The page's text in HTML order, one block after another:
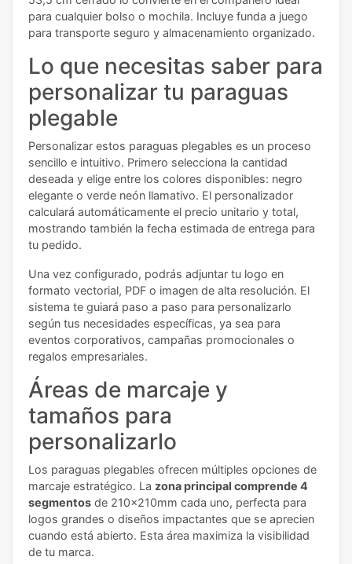
para cualquier bolso o mochila. Incluye funda a juego
para transporte seguro y almacenamiento organizado.
Lo que necesitas saber para
personalizar tu paraguas
plegable
Personalizar estos paraguas plegables es un proceso
sencillo e intuitivo. Primero selecciona la cantidad
deseada y elige entre los colores disponibles: negro
elegante o verde neón llamativo. El personalizador
calculará automáticamente el precio unitario y total,
mostrando también la fecha estimada de entrega para
tu pedido.
Una vez configurado, podrás adjuntar tu logo en
formato vectorial, PDF o imagen de alta resolución. El
sistema te guiará paso a paso para personalizarlo
según tus necesidades específicas, ya sea para
eventos corporativos, campañas promocionales o
regalos empresariales.
Áreas de marcaje y
tamaños para
personalizarlo
Los paraguas plegables ofrecen múltiples opciones de
marcaje estratégico. La zona principal comprende 4
segmentos de 210x210mm cada uno, perfecta para
logos grandes o diseños impactantes que se aprecien
cuando está abierto. Esta área maximiza la visibilidad
de tu marca.